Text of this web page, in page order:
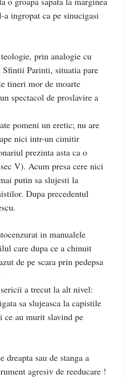
ingropat ca pe sinucigasi
prin analogie cu
Sfintii Parinti, situatia pare
tineri mor de moarte
spectacol de proslavire a
pomeni un eretic; nu are
nici intr-un cimitir
prezinta asta ca o
V). Acum presa cere nici
putin sa slujesti la
Dupa precedentul
in manualele
care dupa ce a chinuit
de pe scara prin pedepsa
a trecut la alt nivel:
sa slujeasca la capistile
ce au murit slavind pe
dreapta sau de stanga a
agresiv de reeducare !